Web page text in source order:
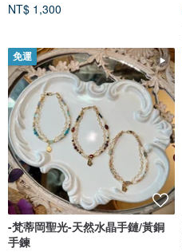
NT$ 1,300
免運
-梵蒂岡聖光-天然水晶手鏈/黃銅
手鍊